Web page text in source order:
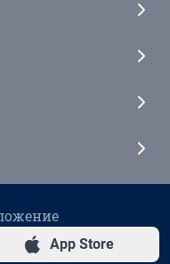
App Store